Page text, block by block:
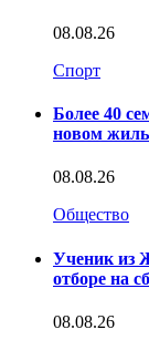
08.08.26
Спорт
Более 40
новом
08.08.26
Общество
Ученик из
отборе на
08.08.26